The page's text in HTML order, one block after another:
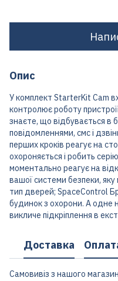
Опис
У комплект StarterKit Cam
контролює роботу
знаєте, що відбувається в
повідомленнями, смс і
перших кроків реагує на
охороняється і робить
моментально реагує на
вашої системи безпеки,
тип дверей; SpaceControl
будинок з охорони. А одне
викличе підкріплення в
Доставка
Самовивіз з нашого